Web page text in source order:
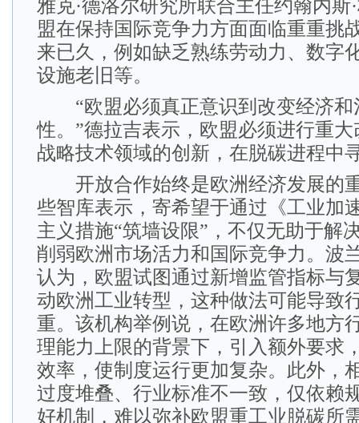
雅克·德洛尔研究所联合主任约翰内斯
盟在保持国际竞争力方面面临重重挑
来已久，例如缺乏熟练劳动力、数字
设施老旧等。
“欧盟必须真正意识到改变经济和
性。”德拉吉表示，欧盟必须进行重
战略技术领域的创新，在脱碳进程中
开放合作始终是欧洲经济发展的
些智库表示，寄希望于通过《工业加
主义措施“筑墙设限”，不仅无助于解
削弱欧洲市场活力和国际竞争力。波
认为，欧盟试图通过新增监管指标与
动欧洲工业转型，这种做法可能导致
重。该机构举例说，在欧洲许多地方
理能力上限的背景下，引入额外要求
效率，使制度运行更加复杂。此外，
过度堆叠、行业标准不一致，仅依赖
好机制，难以弥补欧盟重工业脱碳所